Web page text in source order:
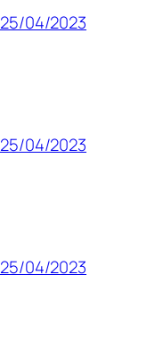
25/04/2023
25/04/2023
25/04/2023